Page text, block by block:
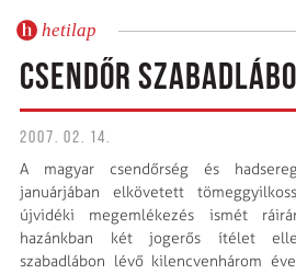
hetilap
CSENDŐR
2007. 02. 14.
A magyar csendőrség és
januárjában elkövetett
újvidéki megemlékezés ismét
hazánkban két jogerős ítélet
szabadlábon lévő kilencvenhárom